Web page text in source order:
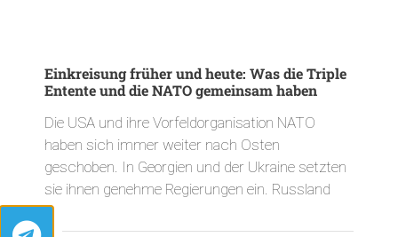
Einkreisung früher und heute: Was die Triple
Entente und die NATO gemeinsam haben
Die USA und ihre Vorfeldorganisation NATO
haben sich immer weiter nach Osten
geschoben. In Georgien und der Ukraine setzten
sie ihnen genehme Regierungen ein. Russland